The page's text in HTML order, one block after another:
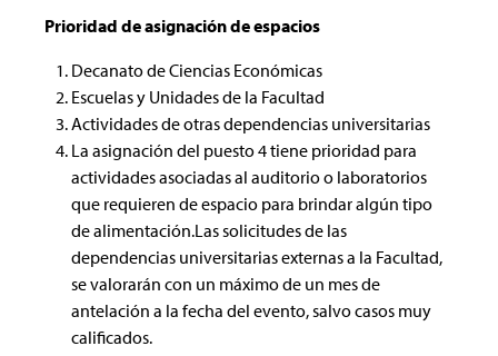
Prioridad de asignación de espacios
Decanato de Ciencias Económicas
Escuelas y Unidades de la Facultad
Actividades de otras dependencias universitarias
La asignación del puesto 4 tiene prioridad para
actividades asociadas al auditorio o laboratorios
que requieren de espacio para brindar algún tipo
de alimentación.Las solicitudes de las
dependencias universitarias externas a la Facultad,
se valorarán con un máximo de un mes de
antelación a la fecha del evento, salvo casos muy
calificados.